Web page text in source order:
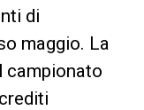
di
maggio. La
campionato